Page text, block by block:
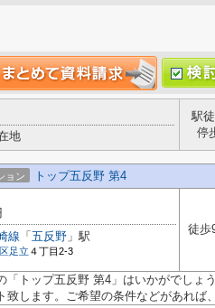
地
駅
停
ョン トップ五反野 第4
線 「 五反野 」駅
足立 ４丁目2-3
徒歩
「トップ五反野 第4」はいかがでしょ
致します。ご希望の条件などがあれば